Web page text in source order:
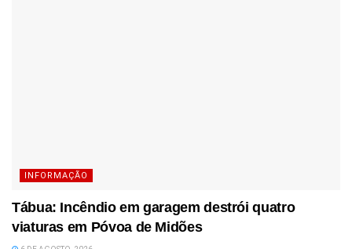
INFORMAÇÃO
Tábua: Incêndio em garagem destrói quatro
viaturas em Póvoa de Midões